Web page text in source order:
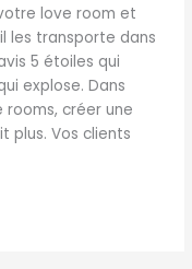
love room et
les transporte dans
5 étoiles qui
explose. Dans
rooms, créer une
plus. Vos clients